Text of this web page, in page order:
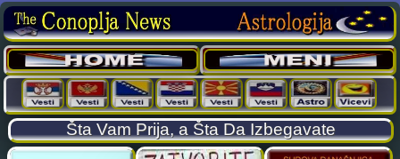
Šta Vam Prija, a Šta Da Izbegavate